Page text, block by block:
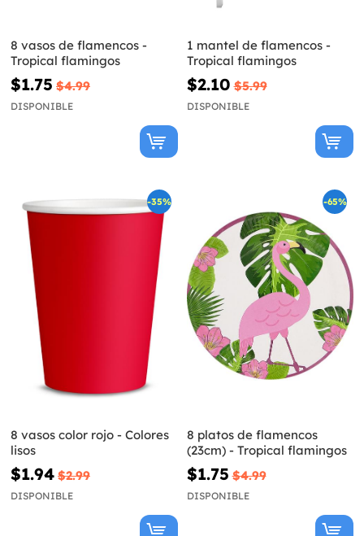
8 vasos de flamencos -
Tropical flamingos
$1.75 $4.99
DISPONIBLE
1 mantel de flamencos -
Tropical flamingos
$2.10 $5.99
DISPONIBLE
-35%
8 vasos color rojo - Colores
lisos
$1.94 $2.99
DISPONIBLE
-65%
8 platos de flamencos
(23cm) - Tropical flamingos
$1.75 $4.99
DISPONIBLE